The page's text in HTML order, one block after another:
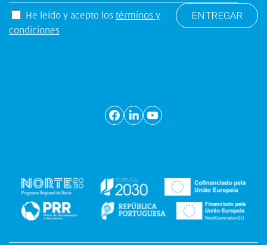
He leído y acepto los términos y
condiciones